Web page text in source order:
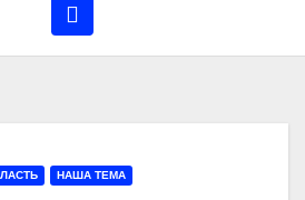
НАША ТЕМА